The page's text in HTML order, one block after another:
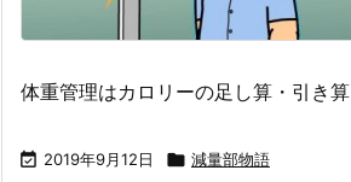
体重管理はカロリーの足し算・引き算
 2019年9月12日  減量部物語